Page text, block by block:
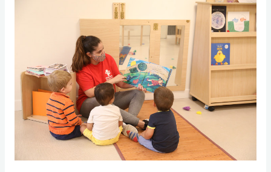
Intergeneracional
Esmeralda
abre
las
inscripciones
para
de